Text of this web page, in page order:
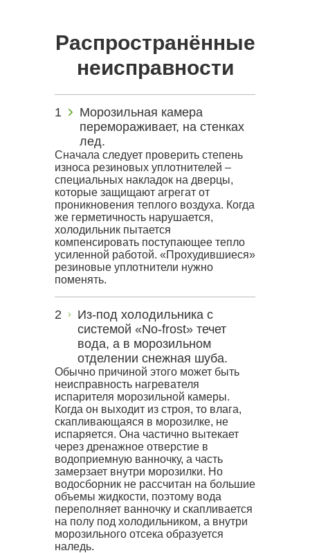
Распространённые
неисправности
Морозильная камера
перемораживает, на стенках
лед.
Сначала следует проверить степень
износа резиновых уплотнителей –
специальных накладок на дверцы,
которые защищают агрегат от
проникновения теплого воздуха. Когда
же герметичность нарушается,
холодильник пытается
компенсировать поступающее тепло
усиленной работой. «Прохудившиеся»
резиновые уплотнители нужно
поменять.
Из-под холодильника с
системой «No-frost» течет
вода, а в морозильном
отделении снежная шуба.
Обычно причиной этого может быть
неисправность нагревателя
испарителя морозильной камеры.
Когда он выходит из строя, то влага,
скапливающаяся в морозилке, не
испаряется. Она частично вытекает
через дренажное отверстие в
водоприемную ванночку, а часть
замерзает внутри морозилки. Но
водосборник не рассчитан на большие
объемы жидкости, поэтому вода
переполняет ванночку и скапливается
на полу под холодильником, а внутри
морозильного отсека образуется
наледь.